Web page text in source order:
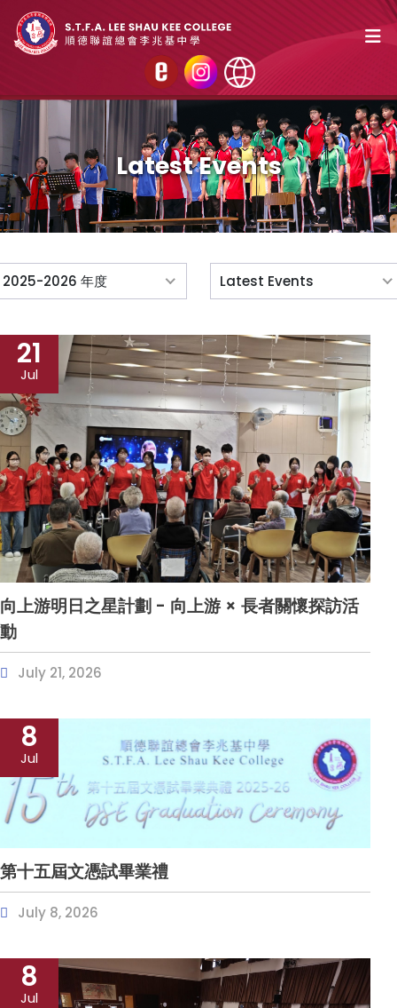
Latest Events
2025-2026 年度 Latest Events
向上游明日之星計劃 - 向上游 × 長者關懷探訪活
動
July 21, 2026
21
Jul
第十五屆文憑試畢業禮
July 8, 2026
8
Jul
8
Jul